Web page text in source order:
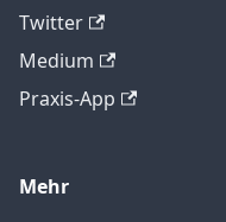
Twitter
Medium
Praxis-App
Mehr